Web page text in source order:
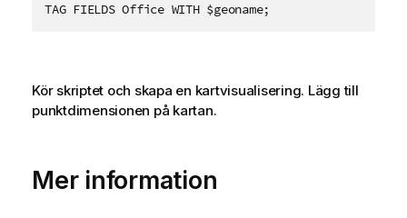
TAG FIELDS Office WITH $geoname;
Kör skriptet och skapa en kartvisualisering. Lägg till
punktdimensionen på kartan.
Mer information